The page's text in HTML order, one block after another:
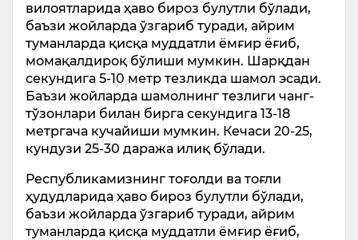
вилоятларида ҳаво бироз булутли бўлади,
баъзи жойларда ўзгариб туради, айрим
туманларда қисқа муддатли ёмғир ёғиб,
момақалдироқ бўлиши мумкин. Шарқдан
секундига 5-10 метр тезликда шамол эсади.
Баъзи жойларда шамолнинг тезлиги чанг-
тўзонлари билан бирга секундига 13-18
метргача кучайиши мумкин. Кечаси 20-25,
кундузи 25-30 даража илиқ бўлади.
Республикамизнинг тоғолди ва тоғли
ҳудудларида ҳаво бироз булутли бўлади,
баъзи жойларда ўзгариб туради, айрим
туманларда қисқа муддатли ёмғир ёғиб,